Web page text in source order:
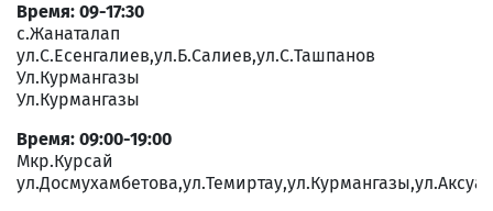
Время: 09-17:30
с.Жанаталап
ул.С.Есенгалиев,ул.Б.Салиев,ул.С.Ташпанов
Ул.Курмангазы
Ул.Курмангазы
Время: 09:00-19:00
Мкр.Курсай